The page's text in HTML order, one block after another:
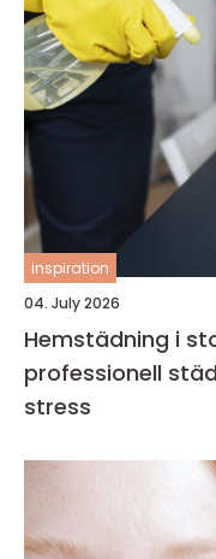
inspiration
04. July 2026
Hemstädning i
professionell
stress